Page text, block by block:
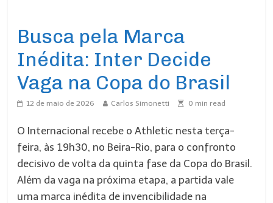
Busca pela Marca
Inédita: Inter Decide
Vaga na Copa do Brasil
12 de maio de 2026 Carlos Simonetti 0 min read
O Internacional recebe o Athletic nesta terça-
feira, às 19h30, no Beira-Rio, para o confronto
decisivo de volta da quinta fase da Copa do Brasil.
Além da vaga na próxima etapa, a partida vale
uma marca inédita de invencibilidade na